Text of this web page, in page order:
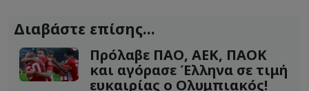
Διαβάστε επίσης...
Πρόλαβε ΠΑΟ, ΑΕΚ, ΠΑΟΚ
και αγόρασε Έλληνα σε τιμή
ευκαιρίας ο Ολυμπιακός!